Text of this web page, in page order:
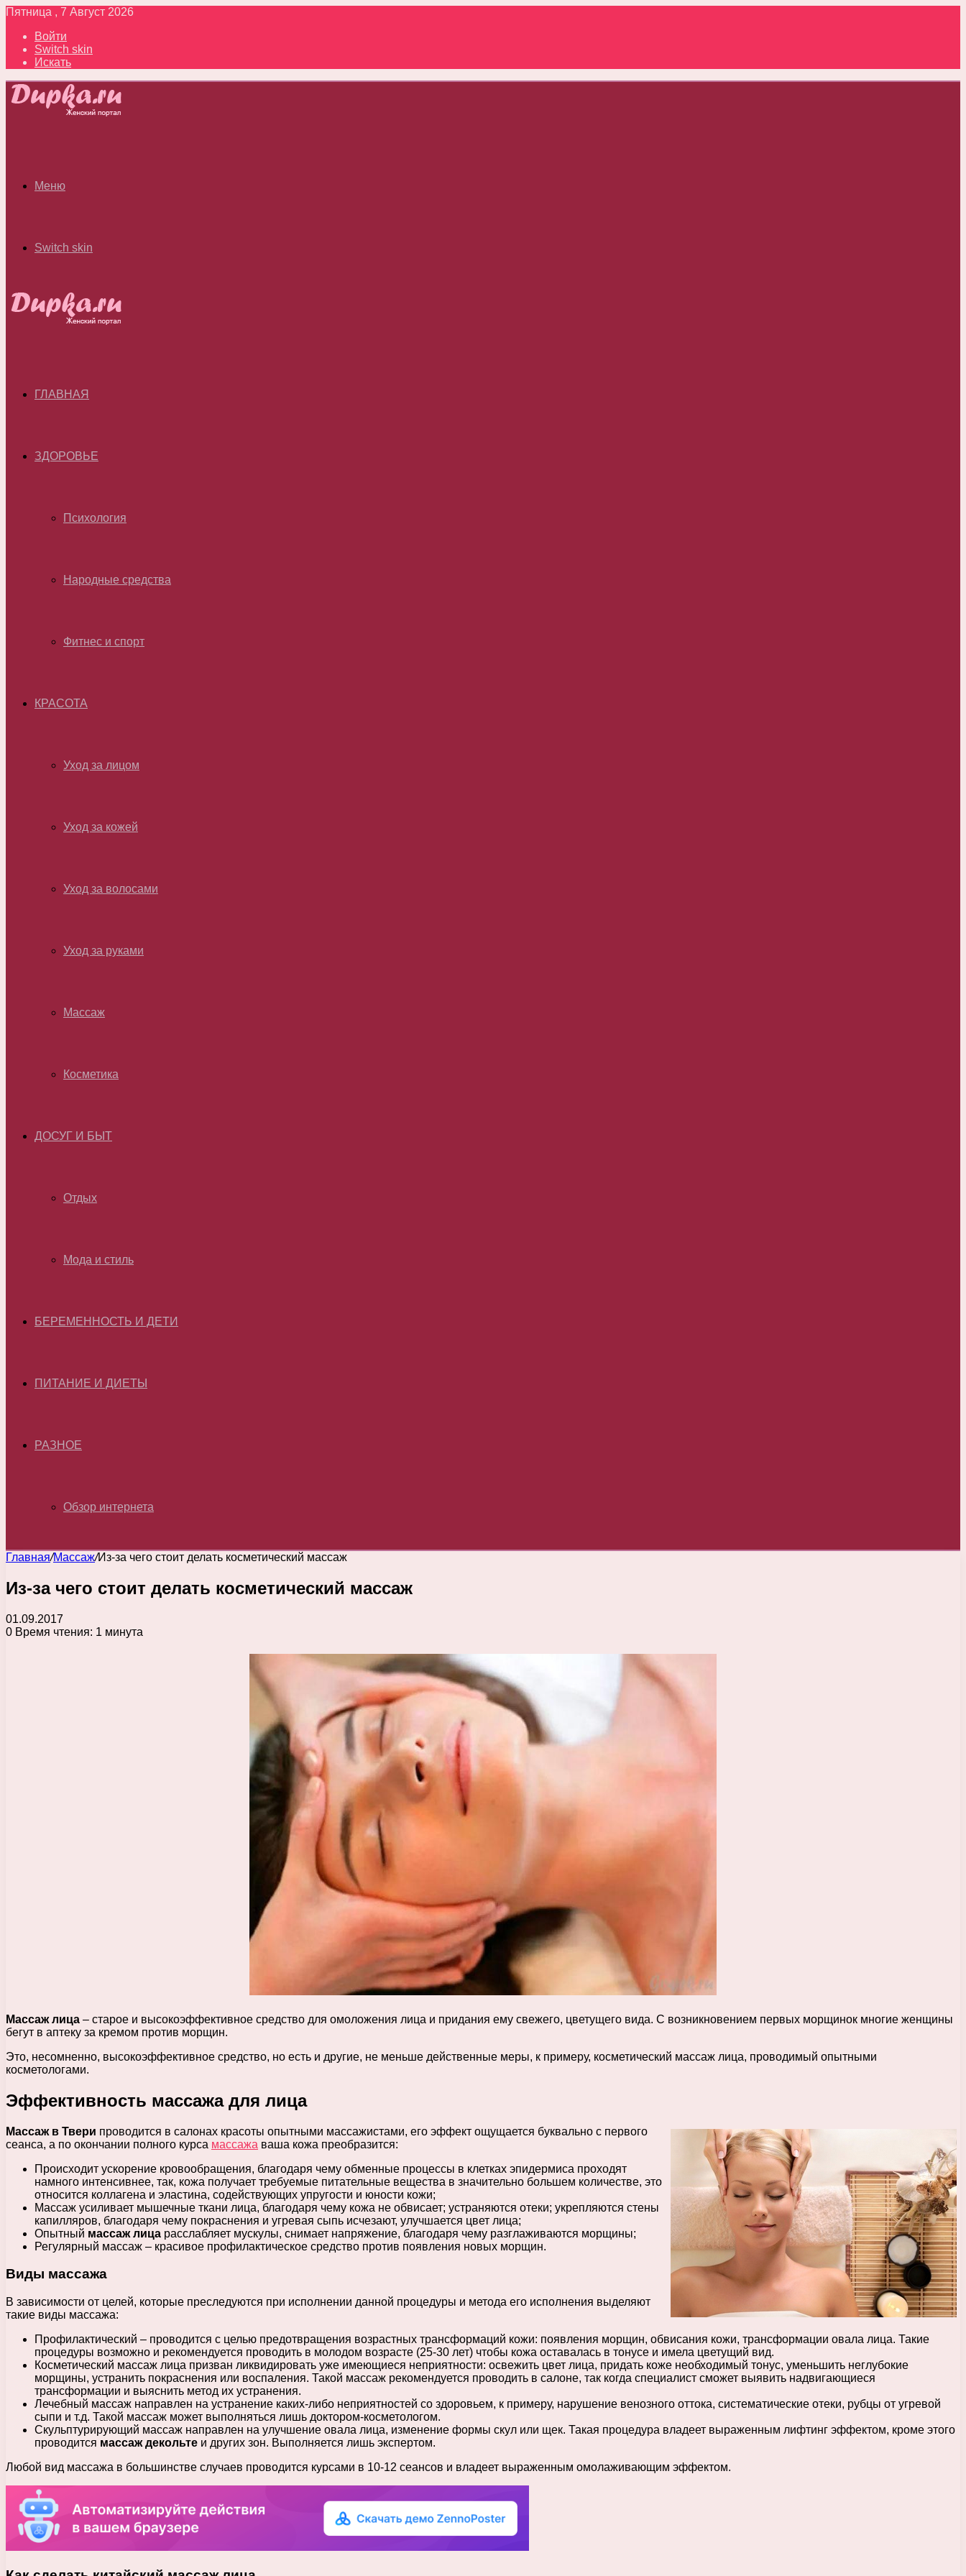
Пятница , 7 Август 2026
Войти
Switch skin
Искать
Меню
Switch skin
ГЛАВНАЯ
ЗДОРОВЬЕ
Психология
Народные средства
Фитнес и спорт
КРАСОТА
Уход за лицом
Уход за кожей
Уход за волосами
Уход за руками
Массаж
Косметика
ДОСУГ И БЫТ
Отдых
Мода и стиль
БЕРЕМЕННОСТЬ И ДЕТИ
ПИТАНИЕ И ДИЕТЫ
РАЗНОЕ
Обзор интернета
Главная/Массаж/Из-за чего стоит делать косметический массаж
Из-за чего стоит делать косметический массаж
01.09.2017
0 Время чтения: 1 минута
Массаж лица – старое и высокоэффективное средство для омоложения лица и придания ему свежего, цветущего вида. С возникновением первых морщинок многие женщины
бегут в аптеку за кремом против морщин.
Это, несомненно, высокоэффективное средство, но есть и другие, не меньше действенные меры, к примеру, косметический массаж лица, проводимый опытными
косметологами.
Эффективность массажа для лица
Массаж в Твери проводится в салонах красоты опытными массажистами, его эффект ощущается буквально с первого
сеанса, а по окончании полного курса массажа ваша кожа преобразится:
Происходит ускорение кровообращения, благодаря чему обменные процессы в клетках эпидермиса проходят
намного интенсивнее, так, кожа получает требуемые питательные вещества в значительно большем количестве, это
относится коллагена и эластина, содействующих упругости и юности кожи;
Массаж усиливает мышечные ткани лица, благодаря чему кожа не обвисает; устраняются отеки; укрепляются стены
капилляров, благодаря чему покраснения и угревая сыпь исчезают, улучшается цвет лица;
Опытный массаж лица расслабляет мускулы, снимает напряжение, благодаря чему разглаживаются морщины;
Регулярный массаж – красивое профилактическое средство против появления новых морщин.
Виды массажа
В зависимости от целей, которые преследуются при исполнении данной процедуры и метода его исполнения выделяют
такие виды массажа:
Профилактический – проводится с целью предотвращения возрастных трансформаций кожи: появления морщин, обвисания кожи, трансформации овала лица. Такие
процедуры возможно и рекомендуется проводить в молодом возрасте (25-30 лет) чтобы кожа оставалась в тонусе и имела цветущий вид.
Косметический массаж лица призван ликвидировать уже имеющиеся неприятности: освежить цвет лица, придать коже необходимый тонус, уменьшить неглубокие
морщины, устранить покраснения или воспаления. Такой массаж рекомендуется проводить в салоне, так когда специалист сможет выявить надвигающиеся
трансформации и выяснить метод их устранения.
Лечебный массаж направлен на устранение каких-либо неприятностей со здоровьем, к примеру, нарушение венозного оттока, систематические отеки, рубцы от угревой
сыпи и т.д. Такой массаж может выполняться лишь доктором-косметологом.
Скульптурирующий массаж направлен на улучшение овала лица, изменение формы скул или щек. Такая процедура владеет выраженным лифтинг эффектом, кроме этого
проводится массаж декольте и других зон. Выполняется лишь экспертом.
Любой вид массажа в большинстве случаев проводится курсами в 10-12 сеансов и владеет выраженным омолаживающим эффектом.